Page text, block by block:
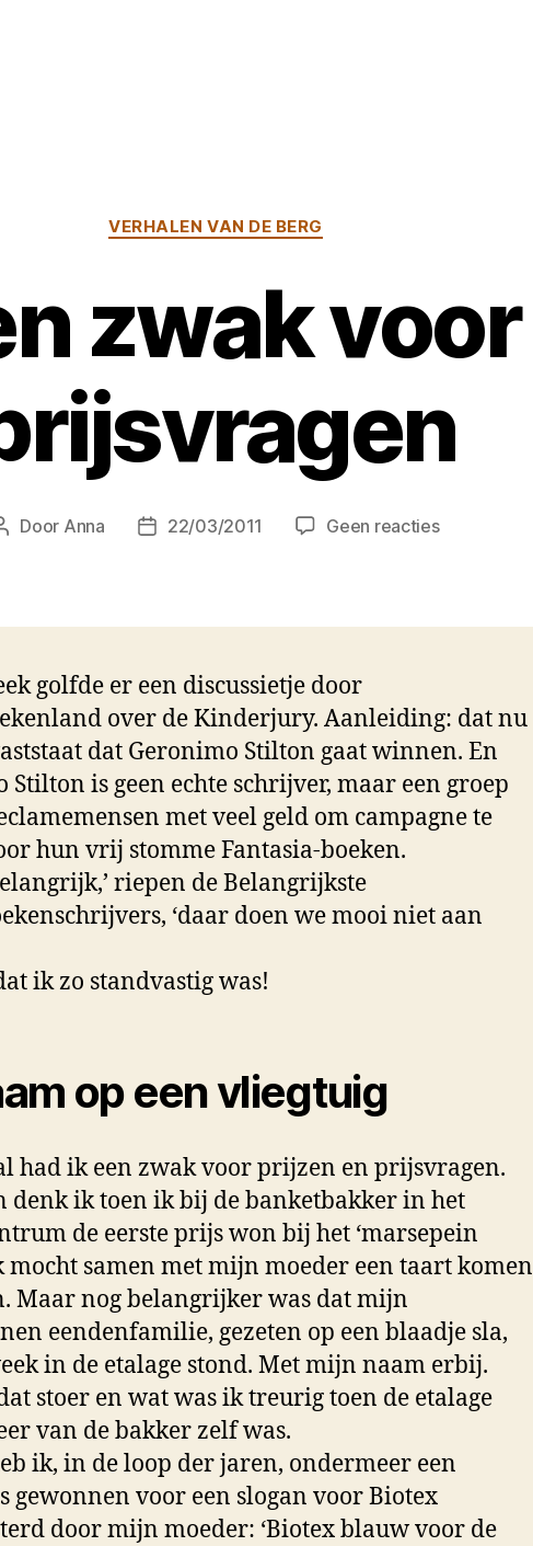
Categorieën
VERHALEN VAN DE BERG
zwak voor
Berichtauteur
Door Anna Berichtdatum
22/03/2011 Geen reactiesop
prijsvragen
golfde er een discussietje door
over de Kinderjury. Aanleiding: dat nu
dat Geronimo Stilton gaat winnen. En
Stilton is geen echte schrijver, maar een groep
met veel geld om campagne te
hun vrij stomme Fantasia-boeken.
riepen de Belangrijkste
‘daar doen we mooi niet aan
ik zo standvastig was!
op een vliegtuig
had ik een zwak voor prijzen en prijsvragen.
denk ik toen ik bij de banketbakker in het
de eerste prijs won bij het ‘marsepein
mocht samen met mijn moeder een taart komen
Maar nog belangrijker was dat mijn
eendenfamilie, gezeten op een blaadje sla,
in de etalage stond. Met mijn naam erbij.
stoer en wat was ik treurig toen de etalage
van de bakker zelf was.
ik, in de loop der jaren, ondermeer een
gewonnen voor een slogan voor Biotex
door mijn moeder: ‘Biotex blauw voor de